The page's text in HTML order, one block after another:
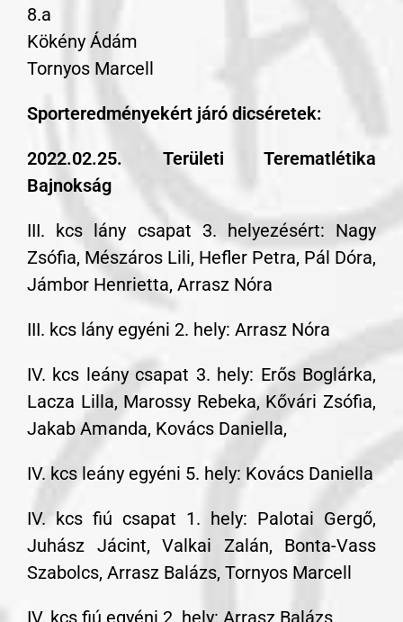
8.a
Kökény Ádám
Tornyos Marcell
Sporteredményekért járó dicséretek:
2022.02.25. Területi Terematlétika
Bajnokság
III. kcs lány csapat 3. helyezésért: Nagy
Zsófia, Mészáros Lili, Hefler Petra, Pál Dóra,
Jámbor Henrietta, Arrasz Nóra
III. kcs lány egyéni 2. hely: Arrasz Nóra
IV. kcs leány csapat 3. hely: Erős Boglárka,
Lacza Lilla, Marossy Rebeka, Kővári Zsófia,
Jakab Amanda, Kovács Daniella,
IV. kcs leány egyéni 5. hely: Kovács Daniella
IV. kcs fiú csapat 1. hely: Palotai Gergő,
Juhász Jácint, Valkai Zalán, Bonta-Vass
Szabolcs, Arrasz Balázs, Tornyos Marcell
IV. kcs fiú egyéni 2. hely: Arrasz Balázs